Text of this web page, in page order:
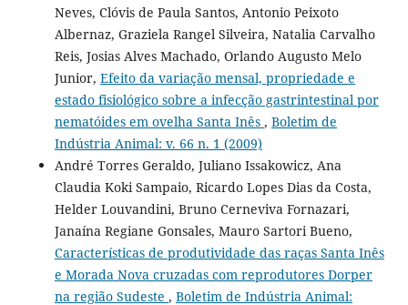
Neves, Clóvis de Paula Santos, Antonio Peixoto
Albernaz, Graziela Rangel Silveira, Natalia Carvalho
Reis, Josias Alves Machado, Orlando Augusto Melo
Junior, Efeito da variação mensal, propriedade e
estado fisiológico sobre a infecção gastrintestinal por
nematóides em ovelha Santa Inês , Boletim de
Indústria Animal: v. 66 n. 1 (2009)
André Torres Geraldo, Juliano Issakowicz, Ana
Claudia Koki Sampaio, Ricardo Lopes Dias da Costa,
Helder Louvandini, Bruno Cerneviva Fornazari,
Janaína Regiane Gonsales, Mauro Sartori Bueno,
Características de produtividade das raças Santa Inês
e Morada Nova cruzadas com reprodutores Dorper
na região Sudeste , Boletim de Indústria Animal: